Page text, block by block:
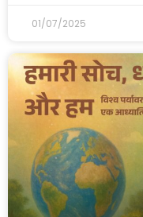
01/07/2025